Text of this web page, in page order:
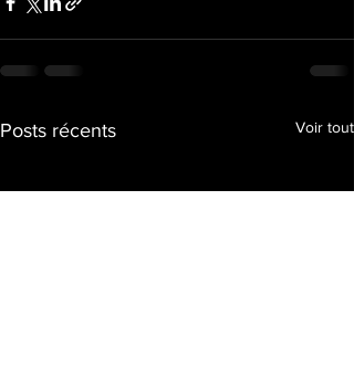
Posts récents Voir tout